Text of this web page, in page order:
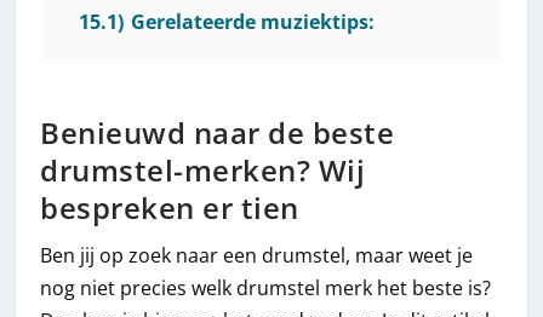
15.1) Gerelateerde muziektips:
Benieuwd naar de beste
drumstel-merken? Wij
bespreken er tien
Ben jij op zoek naar een drumstel, maar weet je
nog niet precies welk drumstel merk het beste is?